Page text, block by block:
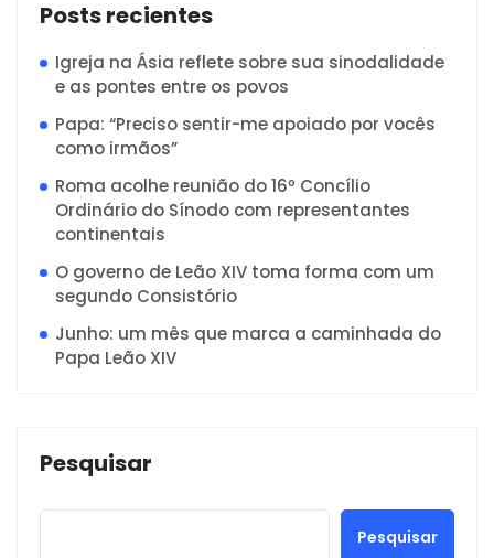
Posts recientes
Igreja na Ásia reflete sobre sua sinodalidade
e as pontes entre os povos
Papa: “Preciso sentir-me apoiado por vocês
como irmãos”
Roma acolhe reunião do 16º Concílio
Ordinário do Sínodo com representantes
continentais
O governo de Leão XIV toma forma com um
segundo Consistório
Junho: um mês que marca a caminhada do
Papa Leão XIV
Pesquisar
Pesquisar